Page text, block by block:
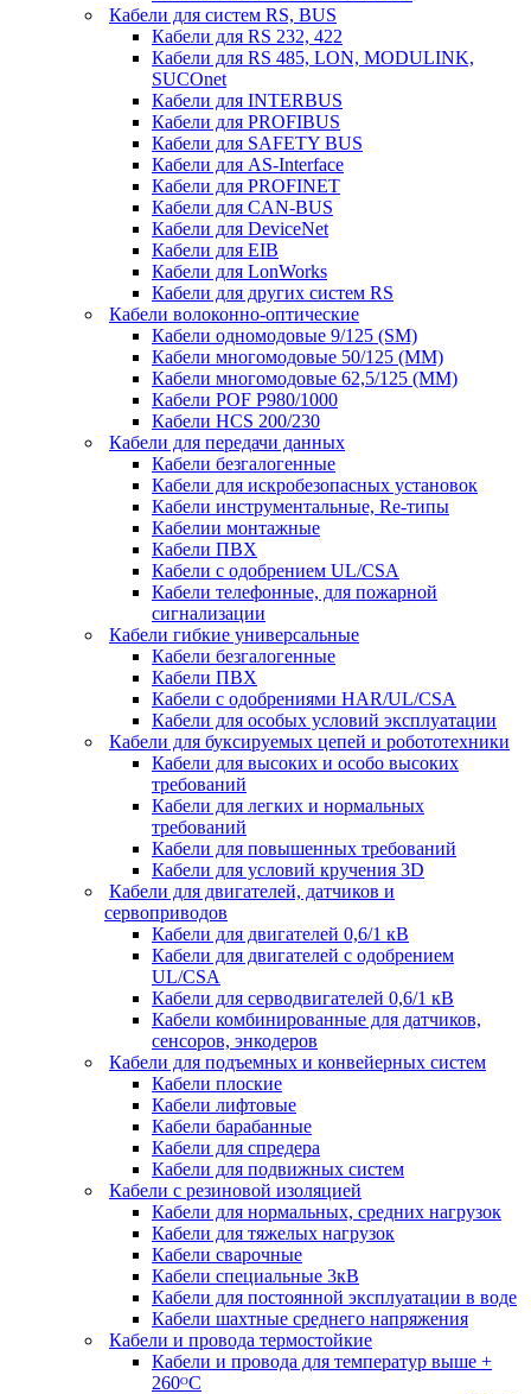
Кабели для систем RS, BUS
Кабели для RS 232, 422
Кабели для RS 485, LON, MODULINK,
SUCOnet
Кабели для INTERBUS
Кабели для PROFIBUS
Кабели для SAFETY BUS
Кабели для AS-Interface
Кабели для PROFINET
Кабели для CAN-BUS
Кабели для DeviceNet
Кабели для EIB
Кабели для LonWorks
Кабели для других систем RS
Кабели волоконно-оптические
Кабели одномодовые 9/125 (SM)
Кабели многомодовые 50/125 (ММ)
Кабели многомодовые 62,5/125 (ММ)
Кабели POF P980/1000
Кабели HCS 200/230
Кабели для передачи данных
Кабели безгалогенные
Кабели для искробезопасных установок
Кабели инструментальные, Re-типы
Кабелии монтажные
Кабели ПВХ
Кабели с одобрением UL/CSA
Кабели телефонные, для пожарной
сигнализации
Кабели гибкие универсальные
Кабели безгалогенные
Кабели ПВХ
Кабели с одобрениями HAR/UL/CSA
Кабели для особых условий эксплуатации
Кабели для буксируемых цепей и робототехники
Кабели для высоких и особо высоких
требований
Кабели для легких и нормальных
требований
Кабели для повышенных требований
Кабели для условий кручения 3D
Кабели для двигателей, датчиков и
сервоприводов
Кабели для двигателей 0,6/1 кВ
Кабели для двигателей с одобрением
UL/CSA
Кабели для серводвигателей 0,6/1 кВ
Кабели комбинированные для датчиков,
cенсоров, энкодеров
Кабели для подъемных и конвейерных систем
Кабели плоские
Кабели лифтовые
Кабели барабанные
Кабели для спредера
Кабели для подвижных систем
Кабели с резиновой изоляцией
Кабели для нормальных, средних нагрузок
Кабели для тяжелых нагрузок
Кабели сварочные
Кабели специальные 3кВ
Кабели для постоянной эксплуатации в воде
Кабели шахтные среднего напряжения
Кабели и провода термостойкие
Кабели и провода для температур выше +
260ᴼС